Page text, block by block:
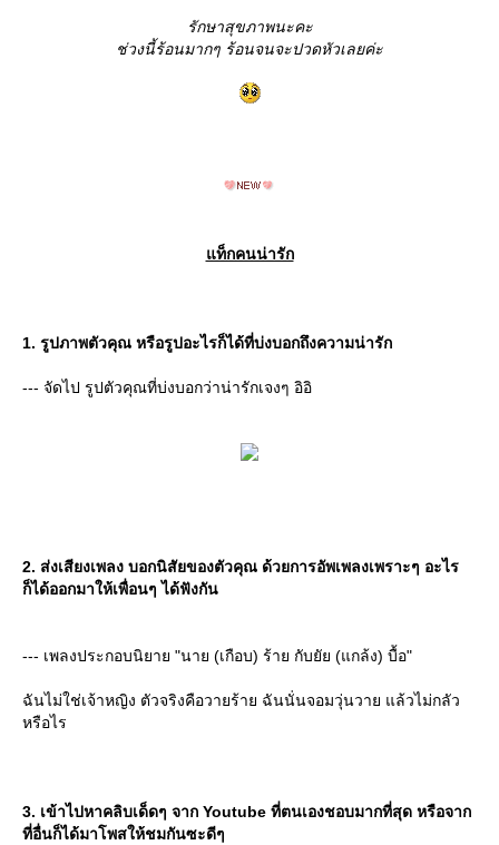
รักษาสุขภาพนะคะ
ช่วงนี้ร้อนมากๆ ร้อนจนจะปวดหัวเลยค่ะ
ท็กคนน่ารัก
1. รูปภาพตัวคุณ หรือรูปอะไรก็ได้ที่บ่งบอกถึงความน่ารัก
--- จัดไป รูปตัวคุณที่บ่งบอกว่าน่ารักเจงๆ อิอิ
2. ส่งเสียงเพลง บอกนิสัยของตัวคุณ ด้วยการอัพเพลงเพราะๆ อะไร
ก็ได้ออกมาให้เพื่อนๆ ได้ฟังกัน
--- เพลงประกอบนิยาย "นาย (เกือบ) ร้าย กับยัย (แกล้ง) บื้อ"
ฉันไม่ใช่เจ้าหญิง ตัวจริงคือวายร้าย ฉันนั่นจอมวุ่นวาย แล้วไม่กลัว
หรือไร
3. เข้าไปหาคลิบเด็ดๆ จาก Youtube ที่ตนเองชอบมากที่สุด หรือจาก
ที่อื่นก็ได้มาโพสให้ชมกันซะดีๆ